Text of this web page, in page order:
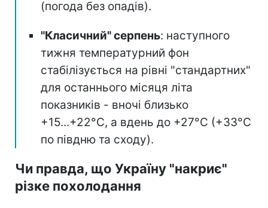
(погода без опадів).
"Класичний" серпень: наступного
тижня температурний фон
стабілізується на рівні "стандартних"
для останнього місяця літа
показників - вночі близько
+15...+22°C, а вдень до +27°C (+33°C
по півдню та сходу).
Чи правда, що Україну "накриє"
різке похолодання